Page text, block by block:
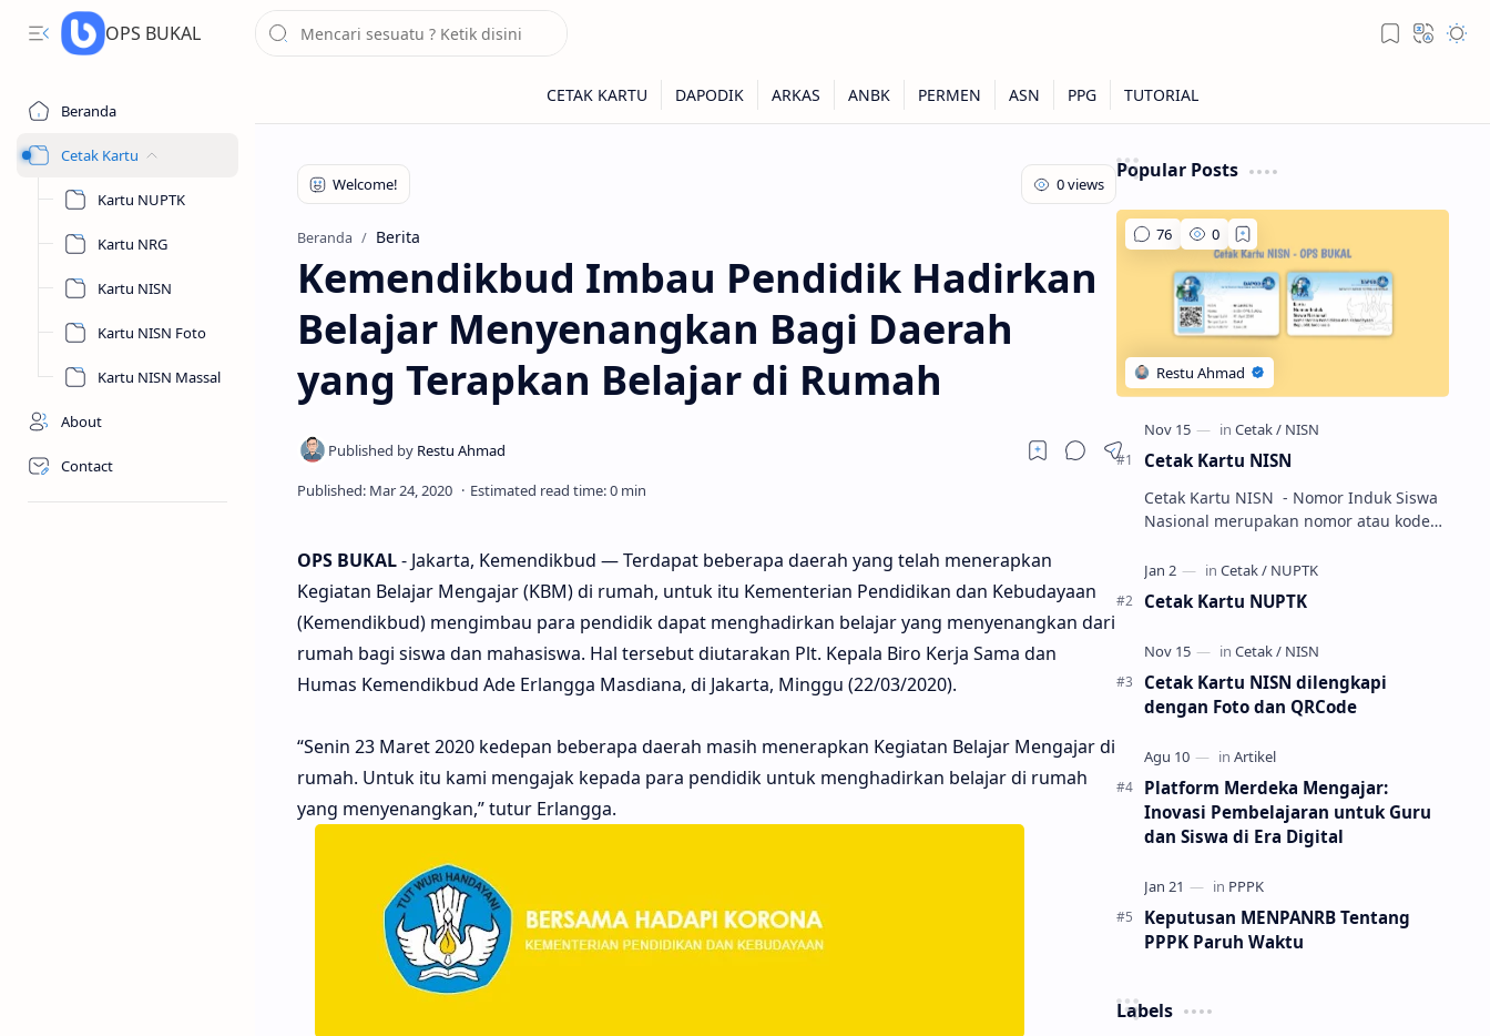
OPS BUKAL
Beranda
Cetak Kartu
Kartu NUPTK
Kartu NRG
Kartu NISN
Kartu NISN Foto
Kartu NISN Massal
About
Contact
Beranda Berita
Kemendikbud Imbau Pendidik Hadirkan
Belajar Menyenangkan Bagi Daerah
yang Terapkan Belajar di Rumah
OPS BUKAL- Jakarta, Kemendikbud — Terdapat beberapa daerah yang telah menerapkan
Kegiatan Belajar Mengajar (KBM) di rumah, untuk itu Kementerian Pendidikan dan Kebudayaan
(Kemendikbud) mengimbau para pendidik dapat menghadirkan belajar yang menyenangkan dari
rumah bagi siswa dan mahasiswa. Hal tersebut diutarakan Plt. Kepala Biro Kerja Sama dan
Humas Kemendikbud Ade Erlangga Masdiana, di Jakarta, Minggu (22/03/2020).
“Senin 23 Maret 2020 kedepan beberapa daerah masih menerapkan Kegiatan Belajar Mengajar di
rumah. Untuk itu kami mengajak kepada para pendidik untuk menghadirkan belajar di rumah
yang menyenangkan,” tutur Erlangga.
Popular Posts
Cetak Kartu NISN
Cetak Kartu NISN - Nomor Induk Siswa
Nasional merupakan nomor atau kode
siswa. NISN ini diterbitkan kepada …
Cetak Kartu NUPTK
Cetak Kartu NISN dilengkapi
dengan Foto dan QRCode
Platform Merdeka Mengajar:
Inovasi Pembelajaran untuk Guru
dan Siswa di Era Digital
Keputusan MENPANRB Tentang
PPPK Paruh Waktu
Labels